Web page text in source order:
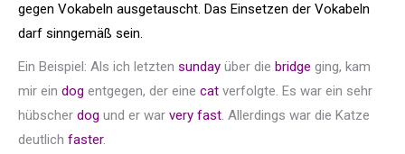
gegen Vokabeln ausgetauscht. Das Einsetzen der Vokabeln
darf sinngemäß sein.
Ein Beispiel: Als ich letzten sunday über die bridge ging, kam
mir ein dog entgegen, der eine cat verfolgte. Es war ein sehr
hübscher dog und er war very fast. Allerdings war die Katze
deutlich faster.